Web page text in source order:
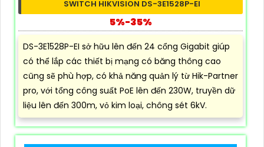
SWITCH HIKVISION DS-3E1528P-EI
5%-35%
DS-3E1528P-EI sở hữu lên đến 24 cổng Gigabit giúp
có thể lắp các thiết bị mạng có băng thông cao
cũng sẽ phù hợp, có khả năng quản lý từ Hik-Partner
pro, với tổng công suất PoE lên đến 230W, truyền dữ
liệu lên đến 300m, vỏ kim loại, chông sét 6kV.